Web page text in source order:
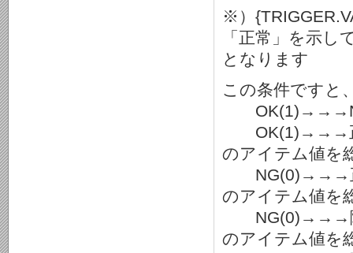
※）
「正常」を示
となります
この条件ですと
OK(1)→→→正
のアイテム値を
NG(0)→→→正
のアイテム値を
NG(0)→→→障
のアイテム値を